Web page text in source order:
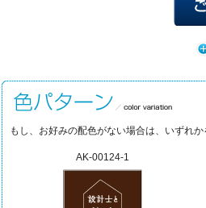
もし、お好みの配色がない場合は、いずれ
AK-00124-1